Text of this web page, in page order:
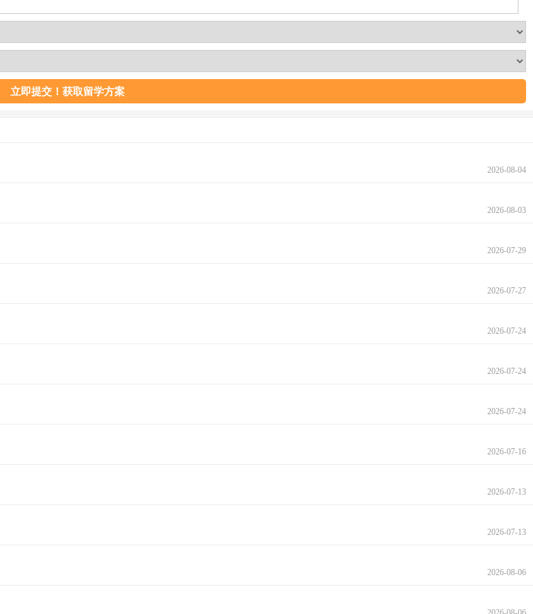
2026-08-04
2026-08-03
2026-07-29
2026-07-27
2026-07-24
2026-07-24
2026-07-24
2026-07-16
2026-07-13
2026-07-13
2026-08-06